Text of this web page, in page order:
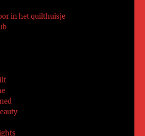
in het quilthuisje